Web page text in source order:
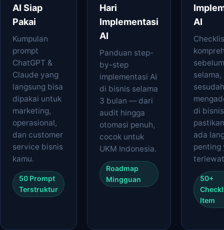
AI Siap
Pakai
Kumpulan
prompt
ChatGPT &
Claude yang
langsung bisa
dipakai untuk
marketing,
operasional,
dan customer
service bisnis
kamu.
50 Prompt
Terstruktur
Hari
Implementasi
AI
Panduan step-
by-step
implementasi AI
di bisnis selama
3 bulan — dari
audit hingga
otomasi penuh,
cocok untuk
UKM Indonesia.
Roadmap
Mingguan
AI
selama,
sesudah
di
ada
penting
50+
Item